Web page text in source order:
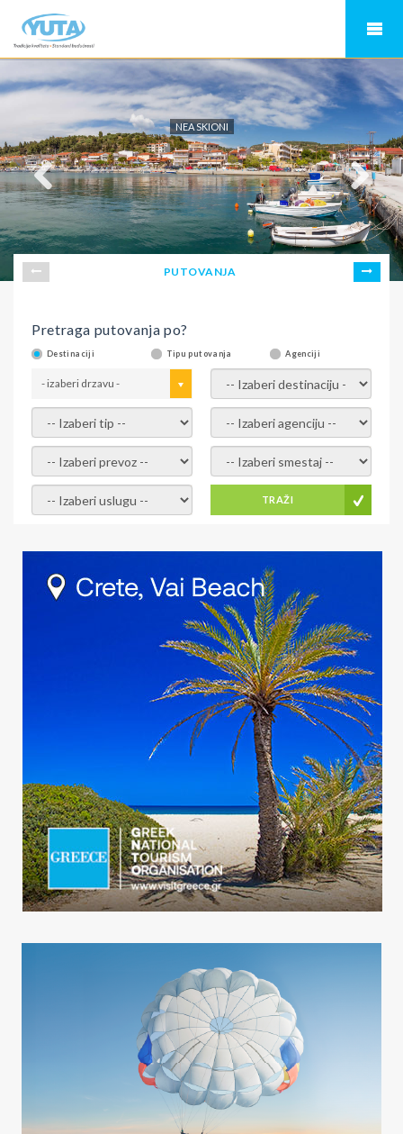
NEA SKIONI
PUTOVANJA
Pretraga putovanja po?
Destinaciji Tipu putovanja Agenciji
- izaberi drzavu - - izaberi destinaciju -
- izaberi tip - - izaberi agenciju -
- izaberi prevoz - - Izaberite smestaj -
- Izaberite uslugu - TRAŽI